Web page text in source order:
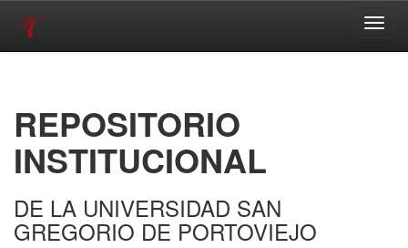
REPOSITORIO
INSTITUCIONAL
DE LA UNIVERSIDAD SAN
GREGORIO DE PORTOVIEJO